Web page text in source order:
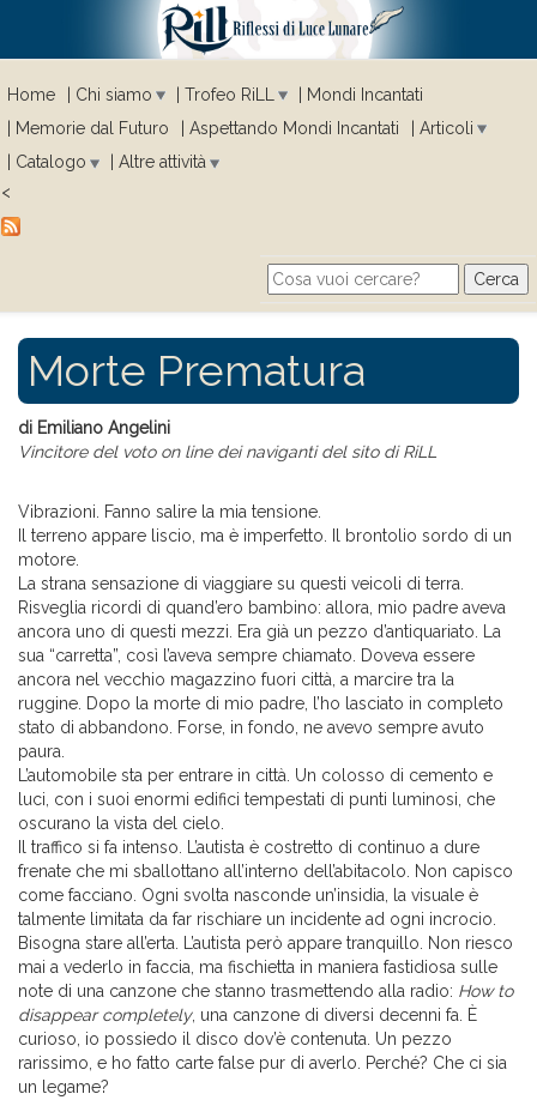
Home Chi siamo Trofeo RiLL
Mondi Incantati
Memorie dal Futuro
Aspettando Mondi Incantati
Articoli
Catalogo
Altre attività
<
Search form
Cerca
Morte Prematura
di Emiliano Angelini
Vincitore del voto on line dei naviganti del sito di RiLL
Vibrazioni. Fanno salire la mia tensione.
Il terreno appare liscio, ma è imperfetto. Il brontolio sordo di un
motore.
La strana sensazione di viaggiare su questi veicoli di terra.
Risveglia ricordi di quand’ero bambino: allora, mio padre aveva
ancora uno di questi mezzi. Era già un pezzo d’antiquariato. La
sua “carretta”, così l’aveva sempre chiamato. Doveva essere
ancora nel vecchio magazzino fuori città, a marcire tra la
ruggine. Dopo la morte di mio padre, l’ho lasciato in completo
stato di abbandono. Forse, in fondo, ne avevo sempre avuto
paura.
L’automobile sta per entrare in città. Un colosso di cemento e
luci, con i suoi enormi edifici tempestati di punti luminosi, che
oscurano la vista del cielo.
Il traffico si fa intenso. L’autista è costretto di continuo a dure
frenate che mi sballottano all’interno dell’abitacolo. Non capisco
come facciano. Ogni svolta nasconde un’insidia, la visuale è
talmente limitata da far rischiare un incidente ad ogni incrocio.
Bisogna stare all’erta. L’autista però appare tranquillo. Non riesco
mai a vederlo in faccia, ma fischietta in maniera fastidiosa sulle
note di una canzone che stanno trasmettendo alla radio: How to
disappear completely, una canzone di diversi decenni fa. È
curioso, io possiedo il disco dov’è contenuta. Un pezzo
rarissimo, e ho fatto carte false pur di averlo. Perché? Che ci sia
un legame?